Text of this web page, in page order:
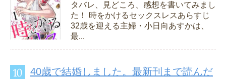
タバレ、見どころ、感想を書いてみまし
た！ 時をかけるセックスレスあらすじ
32歳を迎える主婦・小日向あすかは、
最...
40歳で結婚しました。最新刊まで読んだ